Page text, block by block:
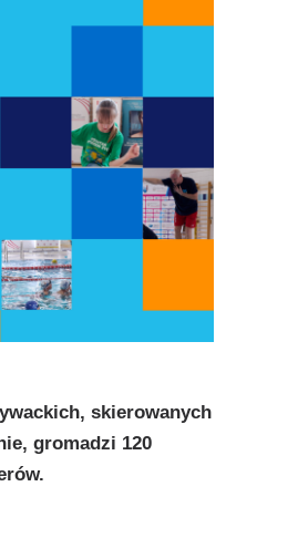
skierowanych
gromadzi 120